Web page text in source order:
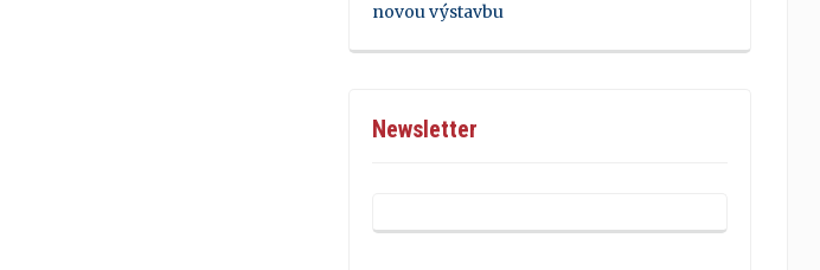
novou výstavbu
Newsletter